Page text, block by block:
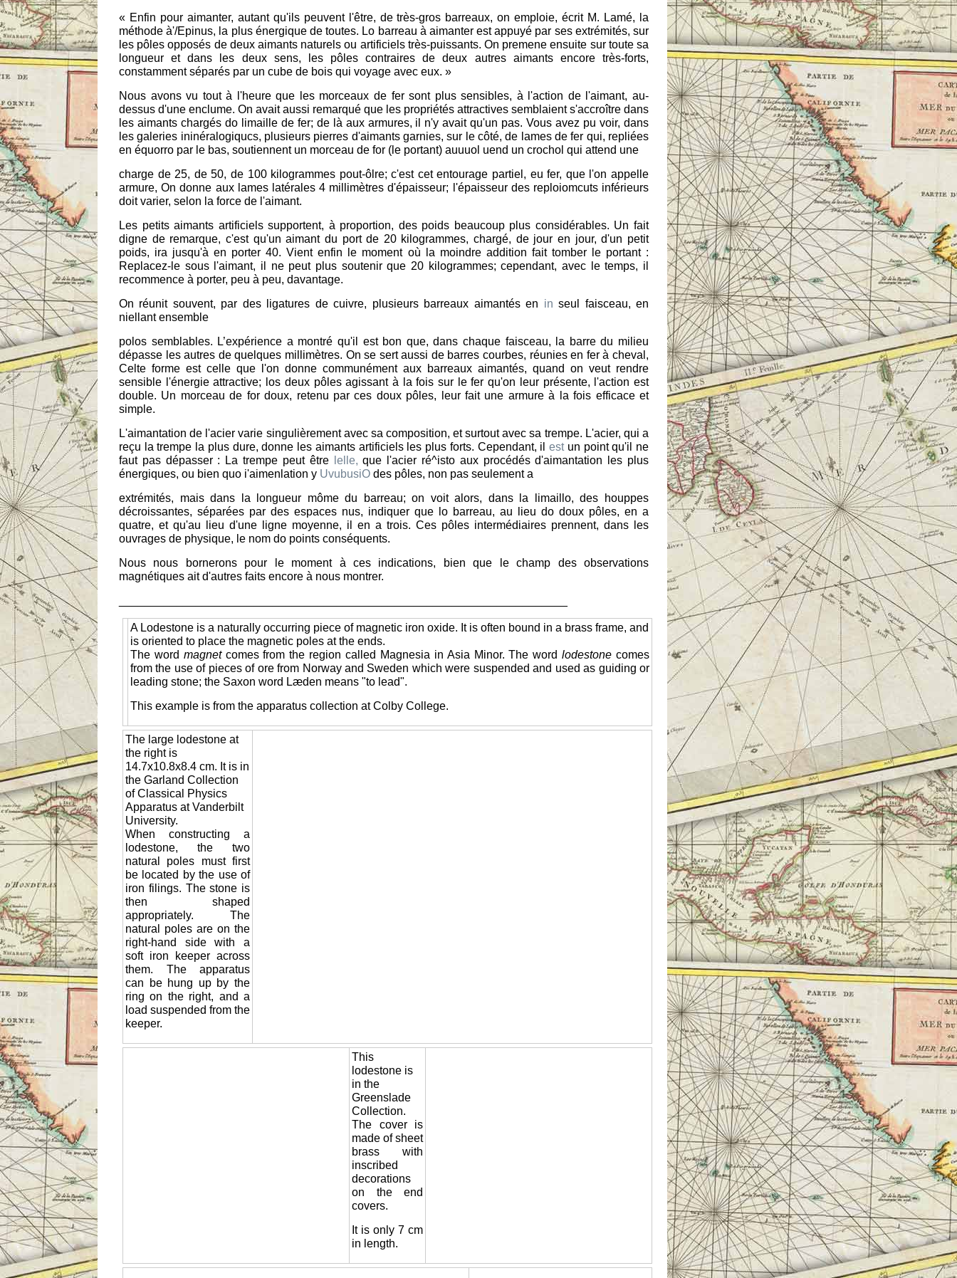
« Enfin pour aimanter, autant qu'ils peuvent l'être, de très-gros barreaux, on emploie, écrit M. Lamé, la
méthode à'/Epinus, la plus énergique de toutes. Lo barreau à aimanter est appuyé par ses extrémités, sur
les pôles opposés de deux aimants naturels ou artificiels très-puissants. On premene ensuite sur toute sa
longueur et dans les deux sens, les pôles contraires de deux autres aimants encore très-forts,
constamment séparés par un cube de bois qui voyage avec eux. »
Nous avons vu tout à l'heure que les morceaux de fer sont plus sensibles, à l'action de l'aimant, au-
dessus d'une enclume. On avait aussi remarqué que les propriétés attractives semblaient s'accroître dans
les aimants chargés do limaille de fer; de là aux armures, il n'y avait qu'un pas. Vous avez pu voir, dans
les galeries ininéralogiqucs, plusieurs pierres d'aimants garnies, sur le côté, de lames de fer qui, repliées
en équorro par le bas, soutiennent un morceau de for (le portant) auuuol uend un crochol qui attend une
charge de 25, de 50, de 100 kilogrammes pout-ôlre; c'est cet entourage partiel, eu fer, que l'on appelle
armure, On donne aux lames latérales 4 millimètres d'épaisseur; l'épaisseur des reploiomcuts inférieurs
doit varier, selon la force de l'aimant.
Les petits aimants artificiels supportent, à proportion, des poids beaucoup plus considérables. Un fait
digne de remarque, c'est qu'un aimant du port de 20 kilogrammes, chargé, de jour en jour, d'un petit
poids, ira jusqu'à en porter 40. Vient enfin le moment où la moindre addition fait tomber le portant :
Replacez-le sous l'aimant, il ne peut plus soutenir que 20 kilogrammes; cependant, avec le temps, il
recommence à porter, peu à peu, davantage.
On réunit souvent, par des ligatures de cuivre, plusieurs barreaux aimantés en in seul faisceau, en
niellant ensemble
polos semblables. L’expérience a montré qu'il est bon que, dans chaque faisceau, la barre du milieu
dépasse les autres de quelques millimètres. On se sert aussi de barres courbes, réunies en fer à cheval,
Celte forme est celle que l'on donne communément aux barreaux aimantés, quand on veut rendre
sensible l'énergie attractive; los deux pôles agissant à la fois sur le fer qu'on leur présente, l'action est
double. Un morceau de for doux, retenu par ces doux pôles, leur fait une armure à la fois efficace et
simple.
L'aimantation de l'acier varie singulièrement avec sa composition, et surtout avec sa trempe. L'acier, qui a
reçu la trempe la plus dure, donne les aimants artificiels les plus forts. Cependant, ilestun point qu'il ne
faut pas dépasser : La trempe peut être
lelle, que l'acier ré^isto aux procédés d'aimantation les plus
énergiques, ou bien quo i'aimenlation y UvubusiO des pôles, non pas seulement a
extrémités, mais dans la longueur môme du barreau; on voit alors, dans la limaillo, des houppes
décroissantes, séparées par des espaces nus, indiquer que lo barreau, au lieu do doux pôles, en a
quatre, et qu'au lieu d'une ligne moyenne, il en a trois. Ces pôles intermédiaires prennent, dans les
ouvrages de physique, le nom do points conséquents.
Nous nous bornerons pour le moment à ces indications, bien que le champ des observations
magnétiques ait d'autres faits encore à nous montrer.
A Lodestone is a naturally occurring piece of magnetic iron oxide. It is often bound in a brass frame, and
is oriented to place the magnetic poles at the ends.
The word magnetcomes from the region called Magnesia in Asia Minor. The wordlodestone comes
from the use of pieces of ore from Norway and Sweden which were suspended and used as guiding or
leading stone; the Saxon word Læden means "to lead".
This example is from the apparatus collection at Colby College.
The large lodestone at
the right is
14.7x10.8x8.4 cm. It is in
the Garland Collection
of Classical Physics
Apparatus at Vanderbilt
University.
When constructing a
lodestone, the two
natural poles must first
be located by the use of
iron filings. The stone is
then shaped
appropriately. The
natural poles are on the
right-hand side with a
soft iron keeper across
them. The apparatus
can be hung up by the
ring on the right, and a
load suspended from the
keeper.
This
lodestone is
in the
Greenslade
Collection.
The cover is
made of sheet
brass with
inscribed
decorations
on the end
covers.
It is only 7 cm
in length.